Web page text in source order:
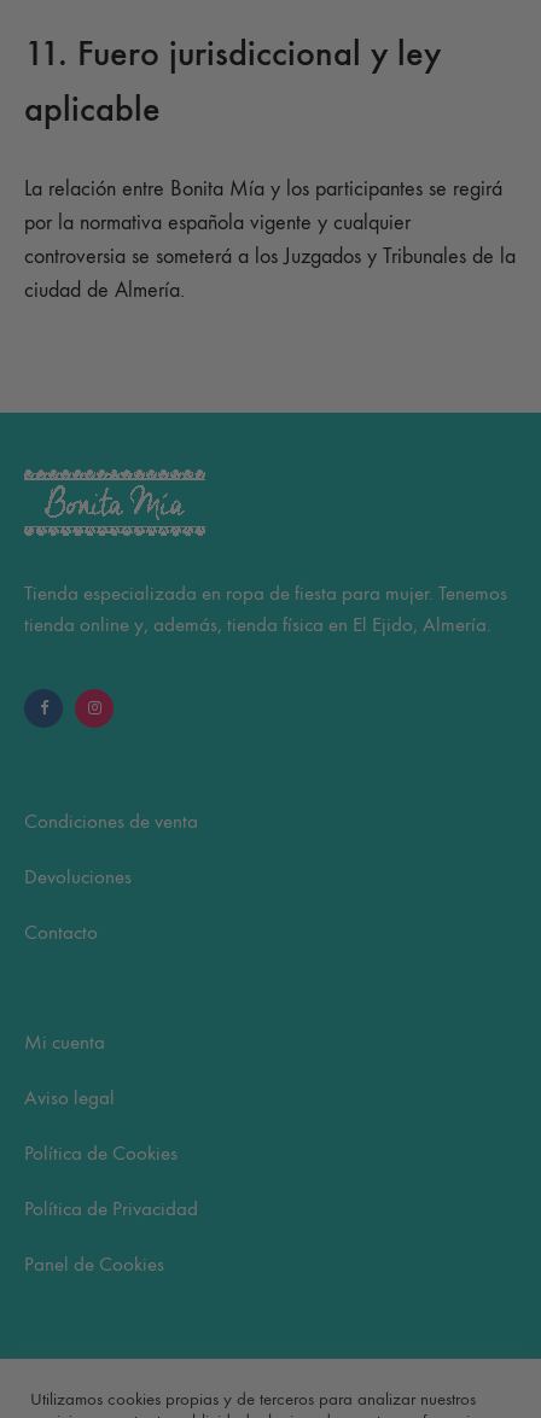
11. Fuero jurisdiccional y ley
aplicable
La relación entre Bonita Mía y los participantes se regirá
por la normativa española vigente y cualquier
controversia se someterá a los Juzgados y Tribunales de la
ciudad de Almería.
Tienda especializada en ropa de fiesta para mujer. Tenemos
tienda online y, además, tienda física en El Ejido, Almería.
Condiciones de venta
Devoluciones
Contacto
Mi cuenta
Aviso legal
Política de Cookies
Política de Privacidad
Panel de Cookies
Utilizamos cookies propias y de terceros para analizar nuestros